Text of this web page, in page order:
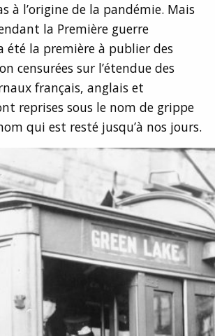
à l’origine de la pandémie. Mais
la Première guerre
été la première à publier des
censurées sur l’étendue des
français, anglais et
reprises sous le nom de grippe
qui est resté jusqu’à nos jours.